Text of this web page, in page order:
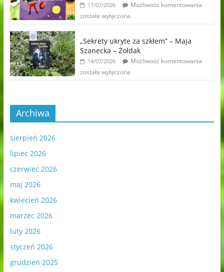
17/07/2026
Możliwość komentowania
została wyłączona
„Sekrety ukryte za szkłem” – Maja
Szanecka – Żołdak
14/07/2026
Możliwość komentowania
została wyłączona
Archiwa
sierpień 2026
lipiec 2026
czerwiec 2026
maj 2026
kwiecień 2026
marzec 2026
luty 2026
styczeń 2026
grudzień 2025